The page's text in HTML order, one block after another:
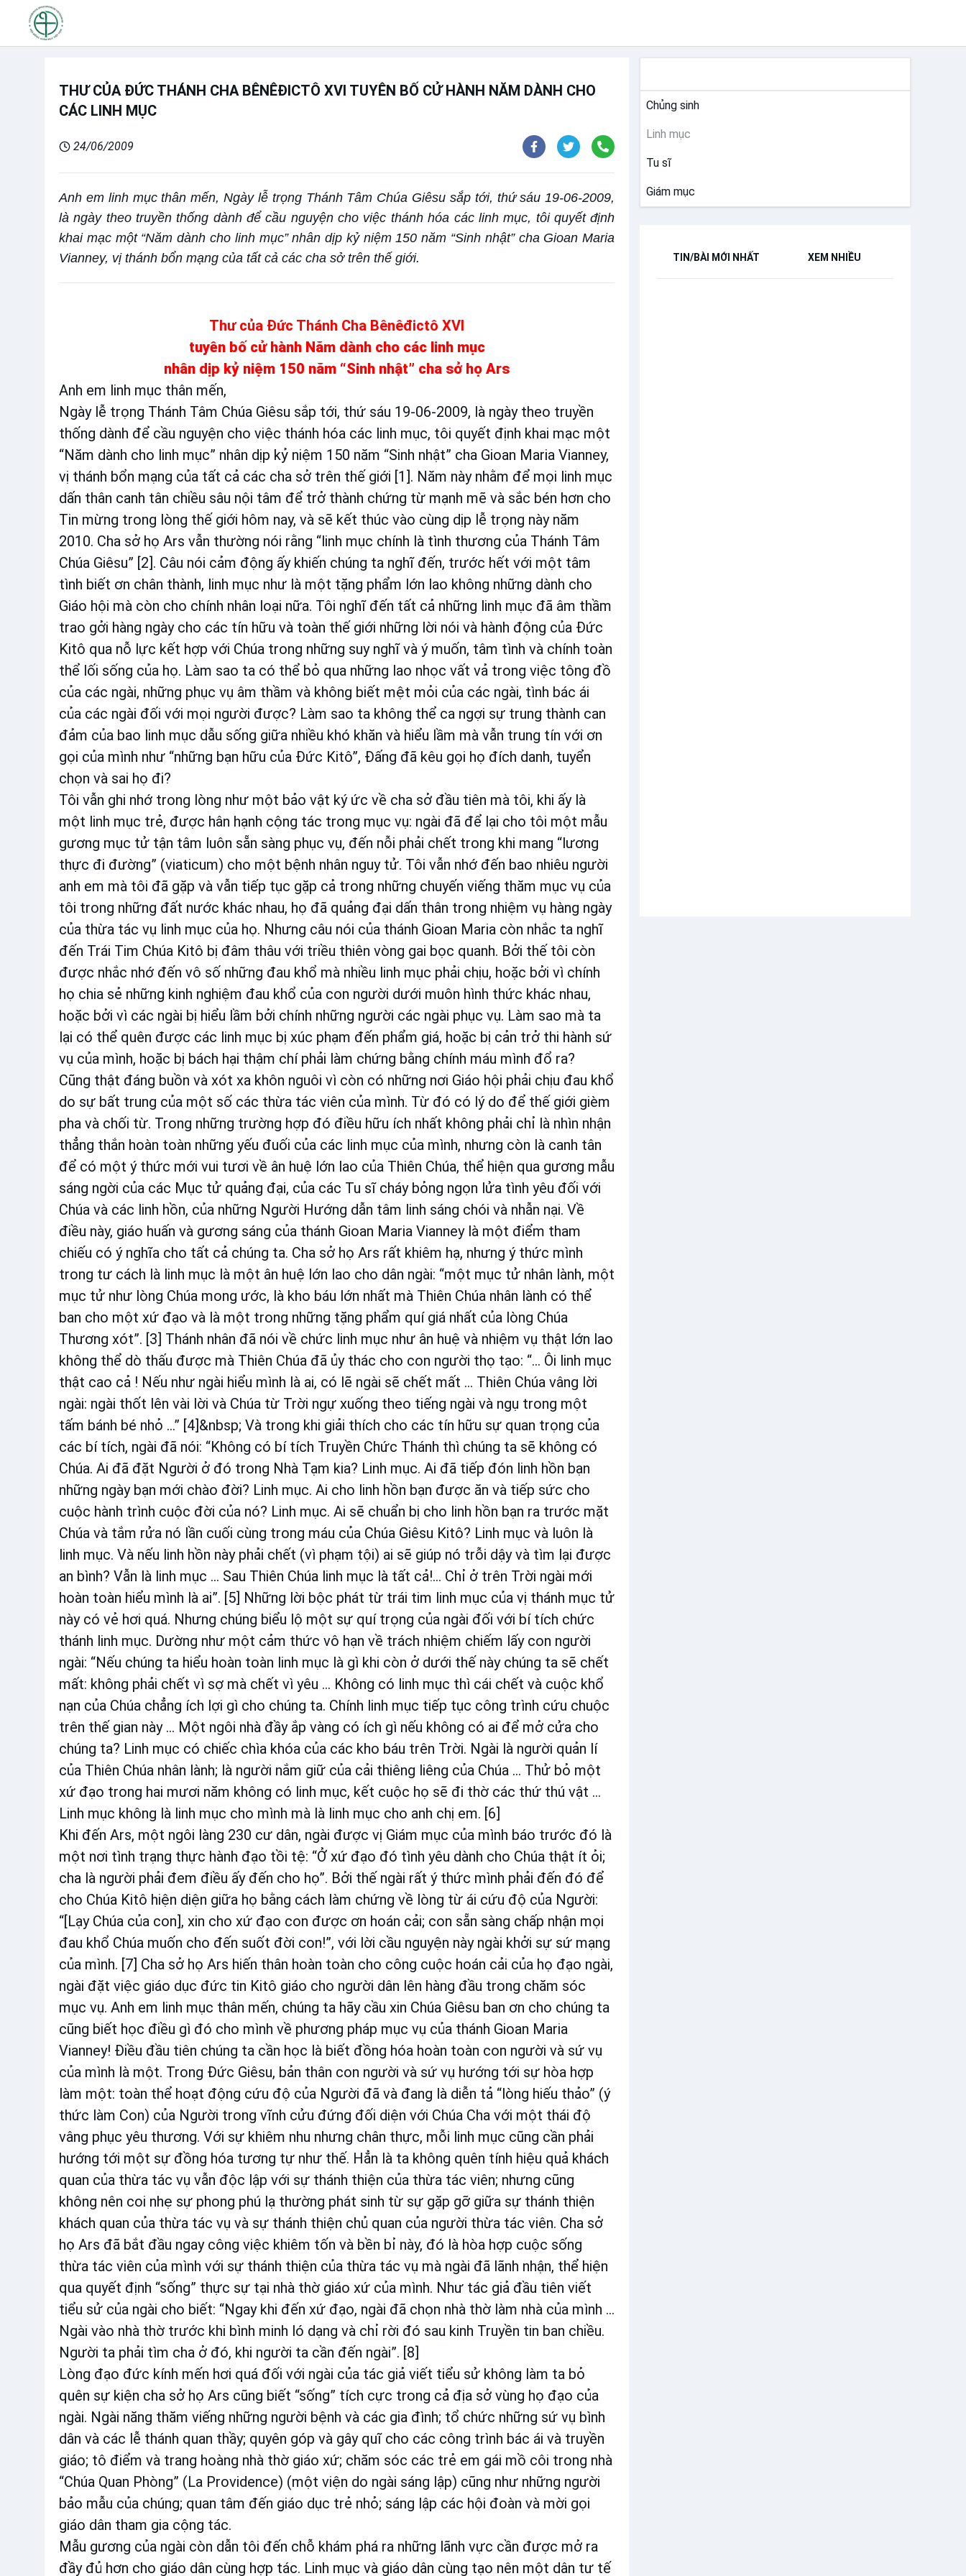
THƯ CỦA ĐỨC THÁNH CHA BÊNÊĐICTÔ XVI TUYÊN BỐ CỬ HÀNH NĂM DÀNH CHO
CÁC LINH MỤC
24/06/2009
Anh em linh mục thân mến, Ngày lễ trọng Thánh Tâm Chúa Giêsu sắp tới, thứ sáu 19-06-2009,
là ngày theo truyền thống dành để cầu nguyện cho việc thánh hóa các linh mục, tôi quyết định
khai mạc một “Năm dành cho linh mục” nhân dịp kỷ niệm 150 năm “Sinh nhật” cha Gioan Maria
Vianney, vị thánh bổn mạng của tất cả các cha sở trên thế giới.
Thư của Đức Thánh Cha Bênêđictô XVI
tuyên bố cử hành Năm dành cho các linh mục
nhân dịp kỷ niệm 150 năm “Sinh nhật” cha sở họ Ars
Anh em linh mục thân mến,
Ngày lễ trọng Thánh Tâm Chúa Giêsu sắp tới, thứ sáu 19-06-2009, là ngày theo truyền
thống dành để cầu nguyện cho việc thánh hóa các linh mục, tôi quyết định khai mạc một
“Năm dành cho linh mục” nhân dịp kỷ niệm 150 năm “Sinh nhật” cha Gioan Maria Vianney,
vị thánh bổn mạng của tất cả các cha sở trên thế giới [1]. Năm này nhằm để mọi linh mục
dấn thân canh tân chiều sâu nội tâm để trở thành chứng từ mạnh mẽ và sắc bén hơn cho
Tin mừng trong lòng thế giới hôm nay, và sẽ kết thúc vào cùng dịp lễ trọng này năm
2010. Cha sở họ Ars vẫn thường nói rằng “linh mục chính là tình thương của Thánh Tâm
Chúa Giêsu” [2]. Câu nói cảm động ấy khiến chúng ta nghĩ đến, trước hết với một tâm
tình biết ơn chân thành, linh mục như là một tặng phẩm lớn lao không những dành cho
Giáo hội mà còn cho chính nhân loại nữa. Tôi nghĩ đến tất cả những linh mục đã âm thầm
trao gởi hàng ngày cho các tín hữu và toàn thế giới những lời nói và hành động của Đức
Kitô qua nỗ lực kết hợp với Chúa trong những suy nghĩ và ý muốn, tâm tình và chính toàn
thể lối sống của họ. Làm sao ta có thể bỏ qua những lao nhọc vất vả trong việc tông đồ
của các ngài, những phục vụ âm thầm và không biết mệt mỏi của các ngài, tình bác ái
của các ngài đối với mọi người được? Làm sao ta không thể ca ngợi sự trung thành can
đảm của bao linh mục dẫu sống giữa nhiều khó khăn và hiểu lầm mà vẫn trung tín với ơn
gọi của mình như “những bạn hữu của Đức Kitô”, Đấng đã kêu gọi họ đích danh, tuyển
chọn và sai họ đi?
Tôi vẫn ghi nhớ trong lòng như một bảo vật ký ức về cha sở đầu tiên mà tôi, khi ấy là
một linh mục trẻ, được hân hạnh cộng tác trong mục vụ: ngài đã để lại cho tôi một mẫu
gương mục tử tận tâm luôn sẵn sàng phục vụ, đến nỗi phải chết trong khi mang “lương
thực đi đường” (viaticum) cho một bệnh nhân nguy tử. Tôi vẫn nhớ đến bao nhiêu người
anh em mà tôi đã gặp và vẫn tiếp tục gặp cả trong những chuyến viếng thăm mục vụ của
tôi trong những đất nước khác nhau, họ đã quảng đại dấn thân trong nhiệm vụ hàng ngày
của thừa tác vụ linh mục của họ. Nhưng câu nói của thánh Gioan Maria còn nhắc ta nghĩ
đến Trái Tim Chúa Kitô bị đâm thâu với triều thiên vòng gai bọc quanh. Bởi thế tôi còn
được nhắc nhớ đến vô số những đau khổ mà nhiều linh mục phải chịu, hoặc bởi vì chính
họ chia sẻ những kinh nghiệm đau khổ của con người dưới muôn hình thức khác nhau,
hoặc bởi vì các ngài bị hiểu lầm bởi chính những người các ngài phục vụ. Làm sao mà ta
lại có thể quên được các linh mục bị xúc phạm đến phẩm giá, hoặc bị cản trở thi hành sứ
vụ của mình, hoặc bị bách hại thậm chí phải làm chứng bằng chính máu mình đổ ra?
Cũng thật đáng buồn và xót xa khôn nguôi vì còn có những nơi Giáo hội phải chịu đau khổ
do sự bất trung của một số các thừa tác viên của mình. Từ đó có lý do để thế giới gièm
pha và chối từ. Trong những trường hợp đó điều hữu ích nhất không phải chỉ là nhìn nhận
thẳng thắn hoàn toàn những yếu đuối của các linh mục của mình, nhưng còn là canh tân
để có một ý thức mới vui tươi về ân huệ lớn lao của Thiên Chúa, thể hiện qua gương mẫu
sáng ngời của các Mục tử quảng đại, của các Tu sĩ cháy bỏng ngọn lửa tình yêu đối với
Chúa và các linh hồn, của những Người Hướng dẫn tâm linh sáng chói và nhẫn nại. Về
điều này, giáo huấn và gương sáng của thánh Gioan Maria Vianney là một điểm tham
chiếu có ý nghĩa cho tất cả chúng ta. Cha sở họ Ars rất khiêm hạ, nhưng ý thức mình
trong tư cách là linh mục là một ân huệ lớn lao cho dân ngài: “một mục tử nhân lành, một
mục tử như lòng Chúa mong ước, là kho báu lớn nhất mà Thiên Chúa nhân lành có thể
ban cho một xứ đạo và là một trong những tặng phẩm quí giá nhất của lòng Chúa
Thương xót”. [3] Thánh nhân đã nói về chức linh mục như ân huệ và nhiệm vụ thật lớn lao
không thể dò thấu được mà Thiên Chúa đã ủy thác cho con người thọ tạo: “... Ôi linh mục
thật cao cả ! Nếu như ngài hiểu mình là ai, có lẽ ngài sẽ chết mất ... Thiên Chúa vâng lời
ngài: ngài thốt lên vài lời và Chúa từ Trời ngự xuống theo tiếng ngài và ngụ trong một
tấm bánh bé nhỏ ...” [4]&nbsp; Và trong khi giải thích cho các tín hữu sự quan trọng của
các bí tích, ngài đã nói: “Không có bí tích Truyền Chức Thánh thì chúng ta sẽ không có
Chúa. Ai đã đặt Người ở đó trong Nhà Tạm kia? Linh mục. Ai đã tiếp đón linh hồn bạn
những ngày bạn mới chào đời? Linh mục. Ai cho linh hồn bạn được ăn và tiếp sức cho
cuộc hành trình cuộc đời của nó? Linh mục. Ai sẽ chuẩn bị cho linh hồn bạn ra trước mặt
Chúa và tắm rửa nó lần cuối cùng trong máu của Chúa Giêsu Kitô? Linh mục và luôn là
linh mục. Và nếu linh hồn này phải chết (vì phạm tội) ai sẽ giúp nó trỗi dậy và tìm lại được
an bình? Vẫn là linh mục ... Sau Thiên Chúa linh mục là tất cả!... Chỉ ở trên Trời ngài mới
hoàn toàn hiểu mình là ai”. [5] Những lời bộc phát từ trái tim linh mục của vị thánh mục tử
này có vẻ hơi quá. Nhưng chúng biểu lộ một sự quí trọng của ngài đối với bí tích chức
thánh linh mục. Dường như một cảm thức vô hạn về trách nhiệm chiếm lấy con người
ngài: “Nếu chúng ta hiểu hoàn toàn linh mục là gì khi còn ở dưới thế này chúng ta sẽ chết
mất: không phải chết vì sợ mà chết vì yêu ... Không có linh mục thì cái chết và cuộc khổ
nạn của Chúa chẳng ích lợi gì cho chúng ta. Chính linh mục tiếp tục công trình cứu chuộc
trên thế gian này ... Một ngôi nhà đầy ắp vàng có ích gì nếu không có ai để mở cửa cho
chúng ta? Linh mục có chiếc chìa khóa của các kho báu trên Trời. Ngài là người quản lí
của Thiên Chúa nhân lành; là người nắm giữ của cải thiêng liêng của Chúa ... Thử bỏ một
xứ đạo trong hai mươi năm không có linh mục, kết cuộc họ sẽ đi thờ các thứ thú vật ...
Linh mục không là linh mục cho mình mà là linh mục cho anh chị em. [6]
Khi đến Ars, một ngôi làng 230 cư dân, ngài được vị Giám mục của mình báo trước đó là
một nơi tình trạng thực hành đạo tồi tệ: “Ở xứ đạo đó tình yêu dành cho Chúa thật ít ỏi;
cha là người phải đem điều ấy đến cho họ”. Bởi thế ngài rất ý thức mình phải đến đó để
cho Chúa Kitô hiện diện giữa họ bằng cách làm chứng về lòng từ ái cứu độ của Người:
“[Lạy Chúa của con], xin cho xứ đạo con được ơn hoán cải; con sẵn sàng chấp nhận mọi
đau khổ Chúa muốn cho đến suốt đời con!”, với lời cầu nguyện này ngài khởi sự sứ mạng
của mình. [7] Cha sở họ Ars hiến thân hoàn toàn cho công cuộc hoán cải của họ đạo ngài,
ngài đặt việc giáo dục đức tin Kitô giáo cho người dân lên hàng đầu trong chăm sóc
mục vụ. Anh em linh mục thân mến, chúng ta hãy cầu xin Chúa Giêsu ban ơn cho chúng ta
cũng biết học điều gì đó cho mình về phương pháp mục vụ của thánh Gioan Maria
Vianney! Điều đầu tiên chúng ta cần học là biết đồng hóa hoàn toàn con người và sứ vụ
của mình là một. Trong Đức Giêsu, bản thân con người và sứ vụ hướng tới sự hòa hợp
làm một: toàn thể hoạt động cứu độ của Người đã và đang là diễn tả “lòng hiếu thảo” (ý
thức làm Con) của Người trong vĩnh cửu đứng đối diện với Chúa Cha với một thái độ
vâng phục yêu thương. Với sự khiêm nhu nhưng chân thực, mỗi linh mục cũng cần phải
hướng tới một sự đồng hóa tương tự như thế. Hẳn là ta không quên tính hiệu quả khách
quan của thừa tác vụ vẫn độc lập với sự thánh thiện của thừa tác viên; nhưng cũng
không nên coi nhẹ sự phong phú lạ thường phát sinh từ sự gặp gỡ giữa sự thánh thiện
khách quan của thừa tác vụ và sự thánh thiện chủ quan của người thừa tác viên. Cha sở
họ Ars đã bắt đầu ngay công việc khiêm tốn và bền bỉ này, đó là hòa hợp cuộc sống
thừa tác viên của mình với sự thánh thiện của thừa tác vụ mà ngài đã lãnh nhận, thể hiện
qua quyết định “sống” thực sự tại nhà thờ giáo xứ của mình. Như tác giả đầu tiên viết
tiểu sử của ngài cho biết: “Ngay khi đến xứ đạo, ngài đã chọn nhà thờ làm nhà của mình ...
Ngài vào nhà thờ trước khi bình minh ló dạng và chỉ rời đó sau kinh Truyền tin ban chiều.
Người ta phải tìm cha ở đó, khi người ta cần đến ngài”. [8]
Lòng đạo đức kính mến hơi quá đối với ngài của tác giả viết tiểu sử không làm ta bỏ
quên sự kiện cha sở họ Ars cũng biết “sống” tích cực trong cả địa sở vùng họ đạo của
ngài. Ngài năng thăm viếng những người bệnh và các gia đình; tổ chức những sứ vụ bình
dân và các lễ thánh quan thầy; quyên góp và gây quĩ cho các công trình bác ái và truyền
giáo; tô điểm và trang hoàng nhà thờ giáo xứ; chăm sóc các trẻ em gái mồ côi trong nhà
“Chúa Quan Phòng” (La Providence) (một viện do ngài sáng lập) cũng như những người
bảo mẫu của chúng; quan tâm đến giáo dục trẻ nhỏ; sáng lập các hội đoàn và mời gọi
giáo dân tham gia cộng tác.
Mẫu gương của ngài còn dẫn tôi đến chỗ khám phá ra những lãnh vực cần được mở ra
đầy đủ hơn cho giáo dân cùng hợp tác. Linh mục và giáo dân cùng tạo nên một dân tư tế
Chủng sinh
Linh mục
Tu sĩ
Giám mục
TIN/BÀI MỚI NHẤT XEM NHIỀU